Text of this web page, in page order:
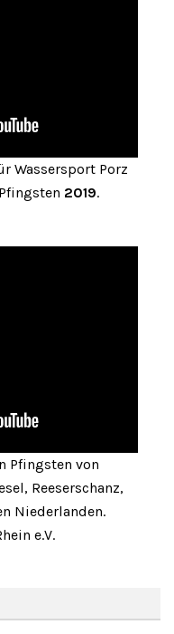
Wassersport Porz
Pfingsten 2019.
Pfingsten von
Reeserschanz,
Niederlanden.
e.V.